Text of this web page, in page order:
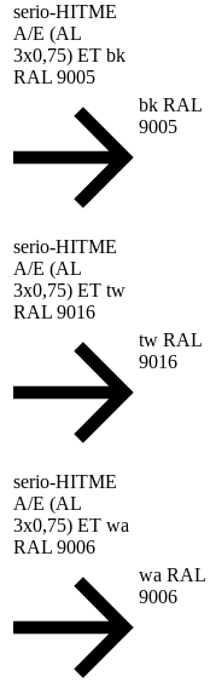
serio-HITME
A/E (AL
3x0,75) ET bk
RAL 9005
bk RAL
9005
serio-HITME
A/E (AL
3x0,75) ET tw
RAL 9016
tw RAL
9016
serio-HITME
A/E (AL
3x0,75) ET wa
RAL 9006
wa RAL
9006